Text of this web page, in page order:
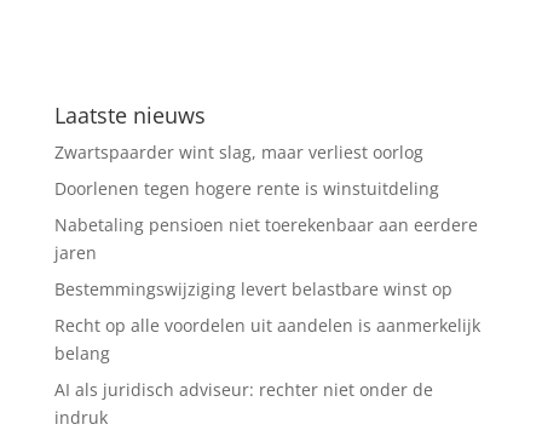
Laatste nieuws
Zwartspaarder wint slag, maar verliest oorlog
Doorlenen tegen hogere rente is winstuitdeling
Nabetaling pensioen niet toerekenbaar aan eerdere
jaren
Bestemmingswijziging levert belastbare winst op
Recht op alle voordelen uit aandelen is aanmerkelijk
belang
AI als juridisch adviseur: rechter niet onder de
indruk